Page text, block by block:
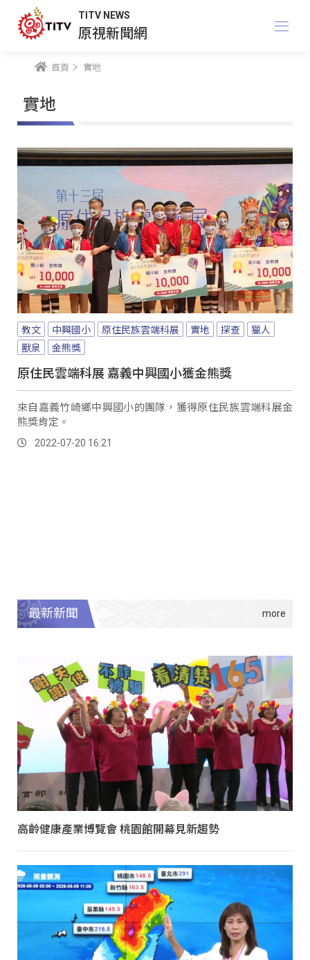
TITV NEWS
原視新聞網
首頁 實地
實地
教文 中興國小 原住民族雲端科展 實地 探查
獵人
獸泉
金熊獎
原住民雲端科展 嘉義中興國小獲金熊獎
來自嘉義竹崎鄉中興國小的團隊，獲得原住民族雲端科展金
熊獎肯定。
2022-07-20 16:21
最新新聞
高齡健康產業博覽會 桃園館開幕見新趨勢